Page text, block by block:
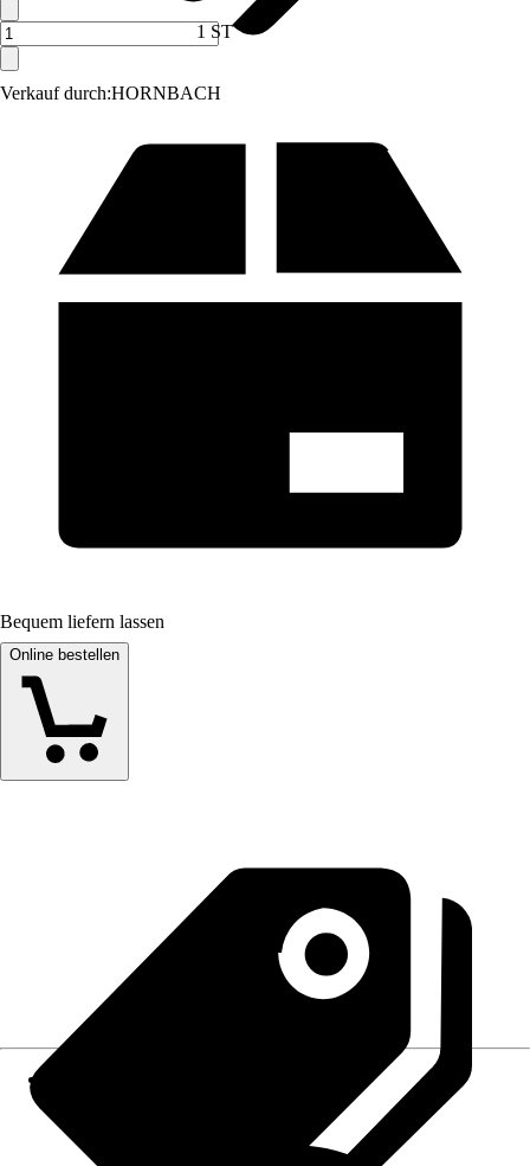
Verkauf durch:HORNBACH
1 ST
Bequem liefern lassen
Online bestellen